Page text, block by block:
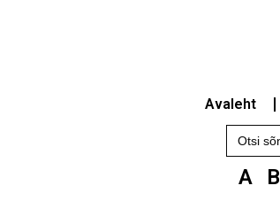
Avaleht
Search
for:
A B